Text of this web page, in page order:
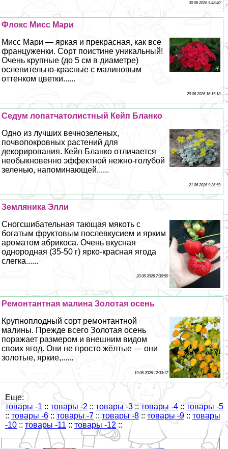
30 06 2026 5:48:40
Флокс Мисс Мари
Мисс Мари — яркая и прекрасная, как все
француженки. Сорт поистине уникальный!
Очень крупные (до 5 см в диаметре)
ослепительно-красные с малиновым
оттенком цветки......
29 06 2026 16:15:18
Седум лопатчатолистный Кейп Бланко
Одно из лучших вечнозеленых,
почвопокровных растений для
декорирования. Кейп Бланко отличается
необыкновенно эффектной нежно-гoлyбой
зеленью, напоминающей......
21 06 2026 9:26:59
Земляника Элли
Сногсшибательная тающая мякоть с
богатым фруктовым послевкусием и ярким
ароматом абрикоса. Очень вкусная
однородная (35-50 г) ярко-красная ягода
слегка......
20 06 2026 7:30:50
Ремонтантная малина Золотая осень
Крупноплодный сорт ремонтантной
малины. Прежде всего Золотая осень
поражает размером и внешним видом
своих ягод. Они не просто жёлтые — они
золотые, яркие,......
19 06 2026 12:33:17
Еще:
товары -1 :: товары -2 :: товары -3:: товары -4 ::товары -5
:: товары -6 :: товары -7 ::товары -8 :: товары -9 :: товары
-10 :: товары -11 :: товары -12 ::